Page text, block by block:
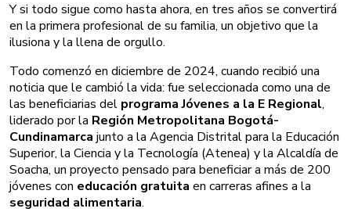
Y si todo sigue como hasta ahora, en tres años se convertirá
en la primera profesional de su familia, un objetivo que la
ilusiona y la llena de orgullo.
Todo comenzó en diciembre de 2024, cuando recibió una
noticia que le cambió la vida: fue seleccionada como una de
las beneficiarias del programa Jóvenes a la E Regional,
liderado por la Región Metropolitana Bogotá-
Cundinamarca junto a la Agencia Distrital para la Educación
Superior, la Ciencia y la Tecnología (Atenea) y la Alcaldía de
Soacha, un proyecto pensado para beneficiar a más de 200
jóvenes con educación gratuita en carreras afines a la
seguridad alimentaria.